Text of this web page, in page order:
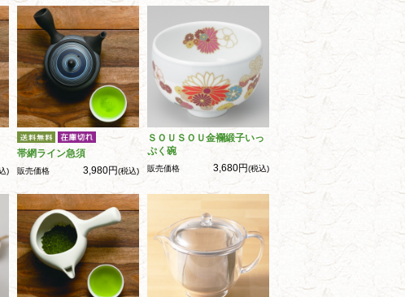
)
帯網ライン急須
販売価格 3,980円(税込)
ＳＯＵＳＯＵ金襴緞子いっ
ぷく碗
販売価格 3,680円(税込)